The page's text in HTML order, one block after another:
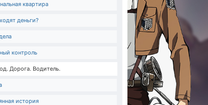
квартира
деньги?
контроль
Дорога. Водитель.
история